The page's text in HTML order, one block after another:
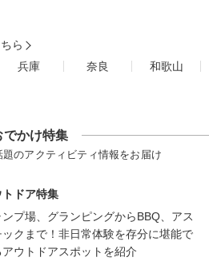
ら
兵庫 奈良
和歌山
でかけ特集
のアクティビティ情報をお届け
トドア特集
ンプ場、グランピングからBBQ、アス
ックまで！非日常体験を存分に堪能で
アウトドアスポットを紹介